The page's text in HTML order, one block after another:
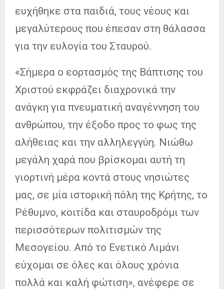
ευχήθηκε στα παιδιά, τους νέους και
μεγαλύτερους που έπεσαν στη θάλασσα
για την ευλογία του Σταυρού.
«Σήμερα ο εορτασμός της Βάπτισης του
Χριστού εκφράζει διαχρονικά την
ανάγκη για πνευματική αναγέννηση του
ανθρώπου, την έξοδο προς το φως της
αλήθειας και την αλληλεγγύη. Νιώθω
μεγάλη χαρά που βρίσκομαι αυτή τη
γιορτινή μέρα κοντά στους νησιώτες
μας, σε μία ιστορική πόλη της Κρήτης, το
Ρέθυμνο, κοιτίδα και σταυροδρόμι των
περισσότερων πολιτισμών της
Μεσογείου. Από το Ενετικό Λιμάνι
εύχομαι σε όλες και όλους χρόνια
πολλά και καλή φώτιση», ανέφερε σε